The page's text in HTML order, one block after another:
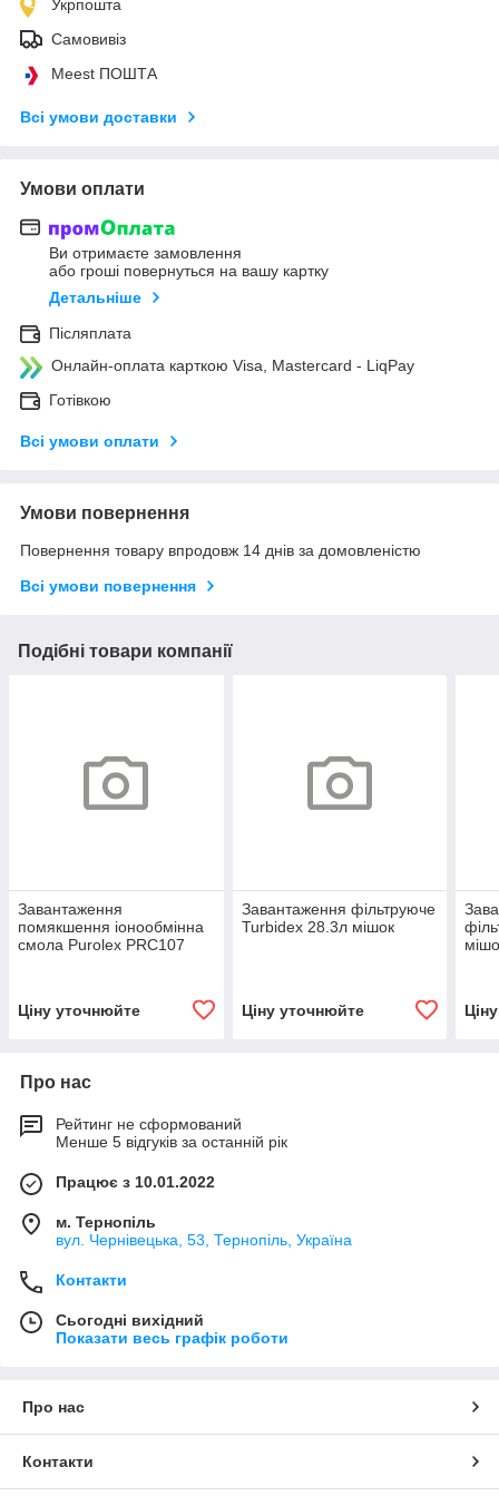
Укрпошта
Самовивіз
Meest ПОШТА
Всі умови доставки
Умови оплати
Ви отримаєте замовлення
або гроші повернуться на вашу картку
Детальніше
Післяплата
Онлайн-оплата карткою Visa, Mastercard - LiqPay
Готівкою
Всі умови оплати
Умови повернення
Повернення товару впродовж 14 днів за домовленістю
Всі умови повернення
Подібні товари компанії
Завантаження
помякшення іонообмінна
смола Purolex PRC107
Ціну уточнюйте
Завантаження фільтруюче
Turbidex 28.3л мішок
Ціну уточнюйте
Про нас
Рейтинг не сформований
Менше 5 відгуків за останній рік
Працює з 10.01.2022
м. Тернопіль
вул. Чернівецька, 53, Тернопіль, Україна
Контакти
Сьогодні вихідний
Показати весь графік роботи
Про нас
Контакти